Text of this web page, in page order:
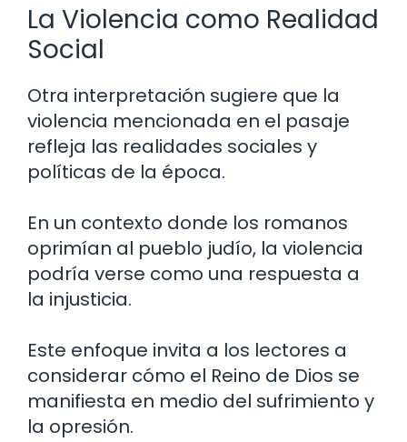
La Violencia como Realidad
Social
Otra interpretación sugiere que la
violencia mencionada en el pasaje
refleja las realidades sociales y
políticas de la época.
En un contexto donde los romanos
oprimían al pueblo judío, la violencia
podría verse como una respuesta a
la injusticia.
Este enfoque invita a los lectores a
considerar cómo el Reino de Dios se
manifiesta en medio del sufrimiento y
la opresión.